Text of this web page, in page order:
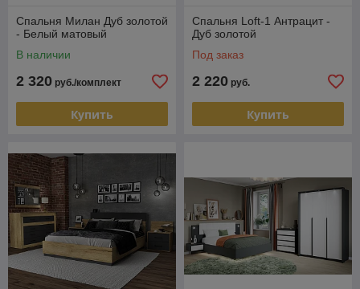
Спальня Милан Дуб золотой
- Белый матовый
В наличии
2 320 руб./комплект
Купить
Спальня Loft-1 Антрацит -
Дуб золотой
Под заказ
2 220 руб.
Купить